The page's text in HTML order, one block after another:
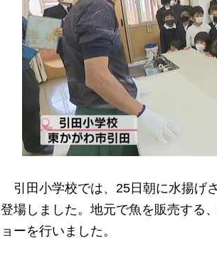
引田小学校では、25日朝に水揚げ
登場しました。地元で魚を販売する
ョーを行いました。